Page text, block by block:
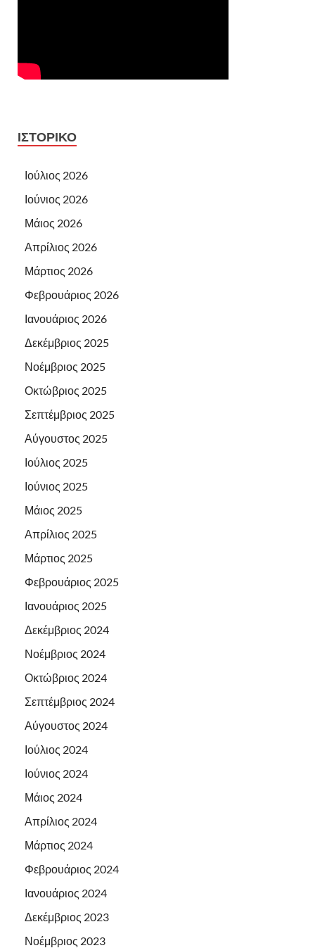
ΙΣΤΟΡΙΚΌ
Ιούλιος 2026
Ιούνιος 2026
Μάιος 2026
Απρίλιος 2026
Μάρτιος 2026
Φεβρουάριος 2026
Ιανουάριος 2026
Δεκέμβριος 2025
Νοέμβριος 2025
Οκτώβριος 2025
Σεπτέμβριος 2025
Αύγουστος 2025
Ιούλιος 2025
Ιούνιος 2025
Μάιος 2025
Απρίλιος 2025
Μάρτιος 2025
Φεβρουάριος 2025
Ιανουάριος 2025
Δεκέμβριος 2024
Νοέμβριος 2024
Οκτώβριος 2024
Σεπτέμβριος 2024
Αύγουστος 2024
Ιούλιος 2024
Ιούνιος 2024
Μάιος 2024
Απρίλιος 2024
Μάρτιος 2024
Φεβρουάριος 2024
Ιανουάριος 2024
Δεκέμβριος 2023
Νοέμβριος 2023